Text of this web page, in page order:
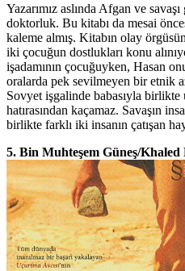
Yazarımız aslında Afgan ve
doktorluk. Bu kitabı da mesai
kaleme almış. Kitabın olay
iki çocuğun dostlukları konu
işadamının çocuğuyken, Hasan
oralarda pek sevilmeyen bir etnik
Sovyet işgalinde babasıyla birlikte
hatırasından kaçamaz. Savaşın
birlikte farklı iki insanın çatışan
5. Bin Muhteşem Güneş/Khaled